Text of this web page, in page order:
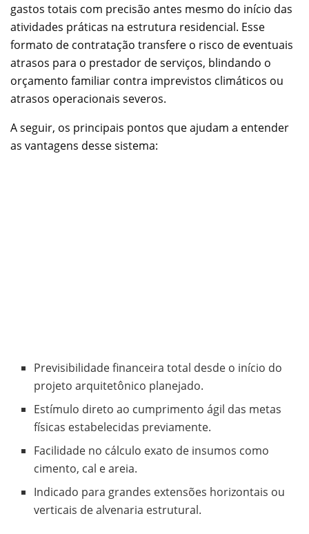
gastos totais com precisão antes mesmo do início das
atividades práticas na estrutura residencial. Esse
formato de contratação transfere o risco de eventuais
atrasos para o prestador de serviços, blindando o
orçamento familiar contra imprevistos climáticos ou
atrasos operacionais severos.
A seguir, os principais pontos que ajudam a entender
as vantagens desse sistema:
Previsibilidade financeira total desde o início do
projeto arquitetônico planejado.
Estímulo direto ao cumprimento ágil das metas
físicas estabelecidas previamente.
Facilidade no cálculo exato de insumos como
cimento, cal e areia.
Indicado para grandes extensões horizontais ou
verticais de alvenaria estrutural.